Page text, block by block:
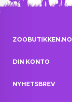
ZOOBUTIKKEN.NO
DIN KONTO
NYHETSBREV